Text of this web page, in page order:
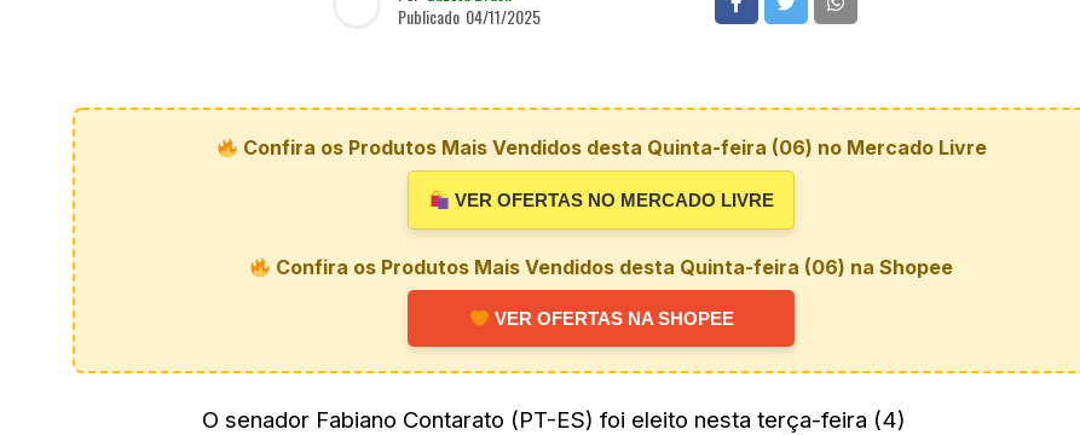
Publicado 04/11/2025
Confira os Produtos Mais Vendidos desta Quinta-feira (06) no Mercado Livre
VER OFERTAS NO MERCADO LIVRE
Confira os Produtos Mais Vendidos desta Quinta-feira (06) na Shopee
VER OFERTAS NA SHOPEE
O senador Fabiano Contarato (PT-ES) foi eleito nesta terça-feira (4)